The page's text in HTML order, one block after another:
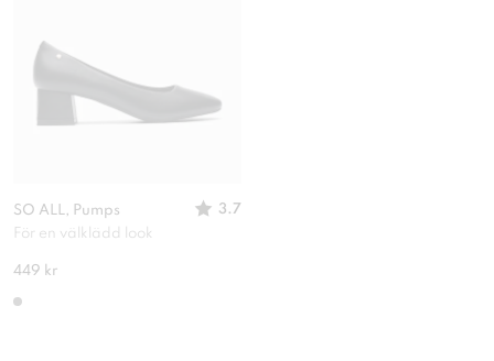
SO ALL, Pumps
3.7
För en välklädd look
449 kr